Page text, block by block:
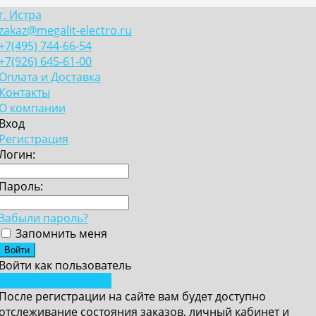
Истра
electro.ru
744-66-54
645-61-00
и Доставка
компании
пароль?
Запомнить меня
как пользователь
регистрации на сайте вам будет доступно
состояния заказов, личный кабинет и